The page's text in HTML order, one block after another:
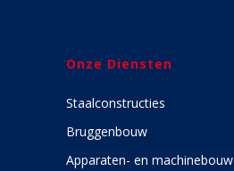
Onze Diensten
Staalconstructies
Bruggenbouw
Apparaten- en machinebouw